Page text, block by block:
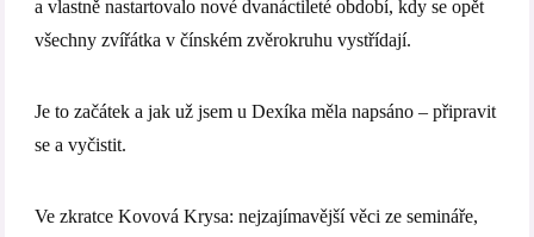
a vlastně nastartovalo nové dvanáctileté období, kdy se opět
všechny zvířátka v čínském zvěrokruhu vystřídají.
Je to začátek a jak už jsem u Dexíka měla napsáno – připravit
se a vyčistit.
Ve zkratce Kovová Krysa: nejzajímavější věci ze semináře,